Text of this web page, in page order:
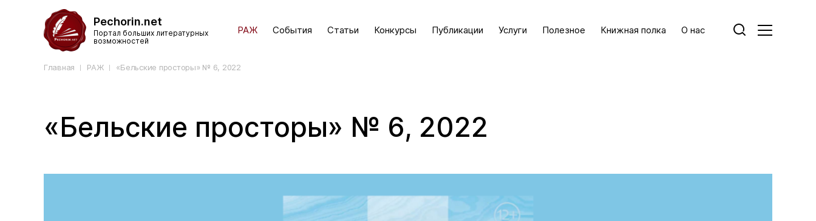
Pechorin.net
Портал больших литературных
возможностей
РАЖ События Статьи Конкурсы Публикации Услуги Полезное Книжная полка О нас
Главная РАЖ «Бельские просторы» № 6, 2022
«Бельские просторы» № 6, 2022